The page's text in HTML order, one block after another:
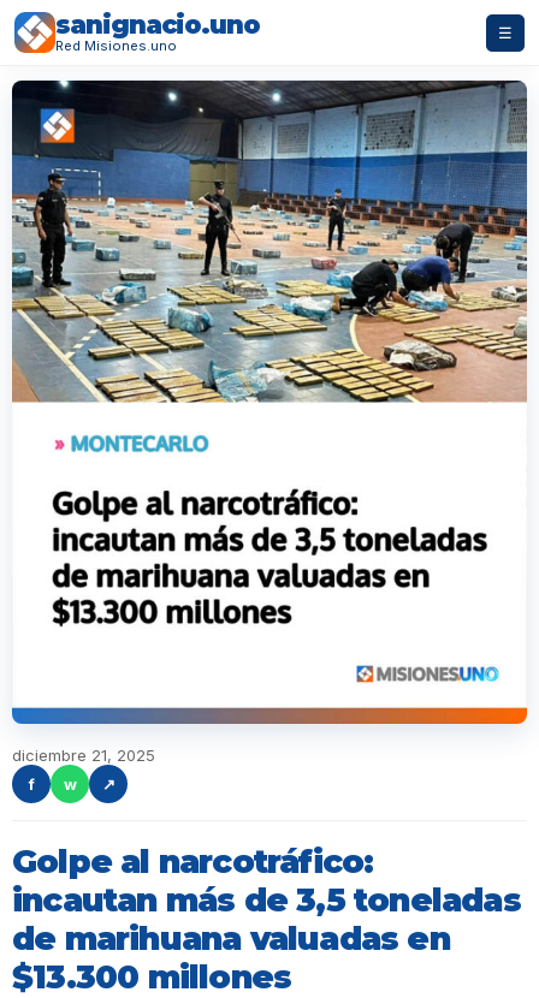
sanignacio.uno
Red Misiones.uno
☰
diciembre 21, 2025
f
w ↗
Golpe al narcotráfico:
incautan más de 3,5 toneladas
de marihuana valuadas en
$13.300 millones